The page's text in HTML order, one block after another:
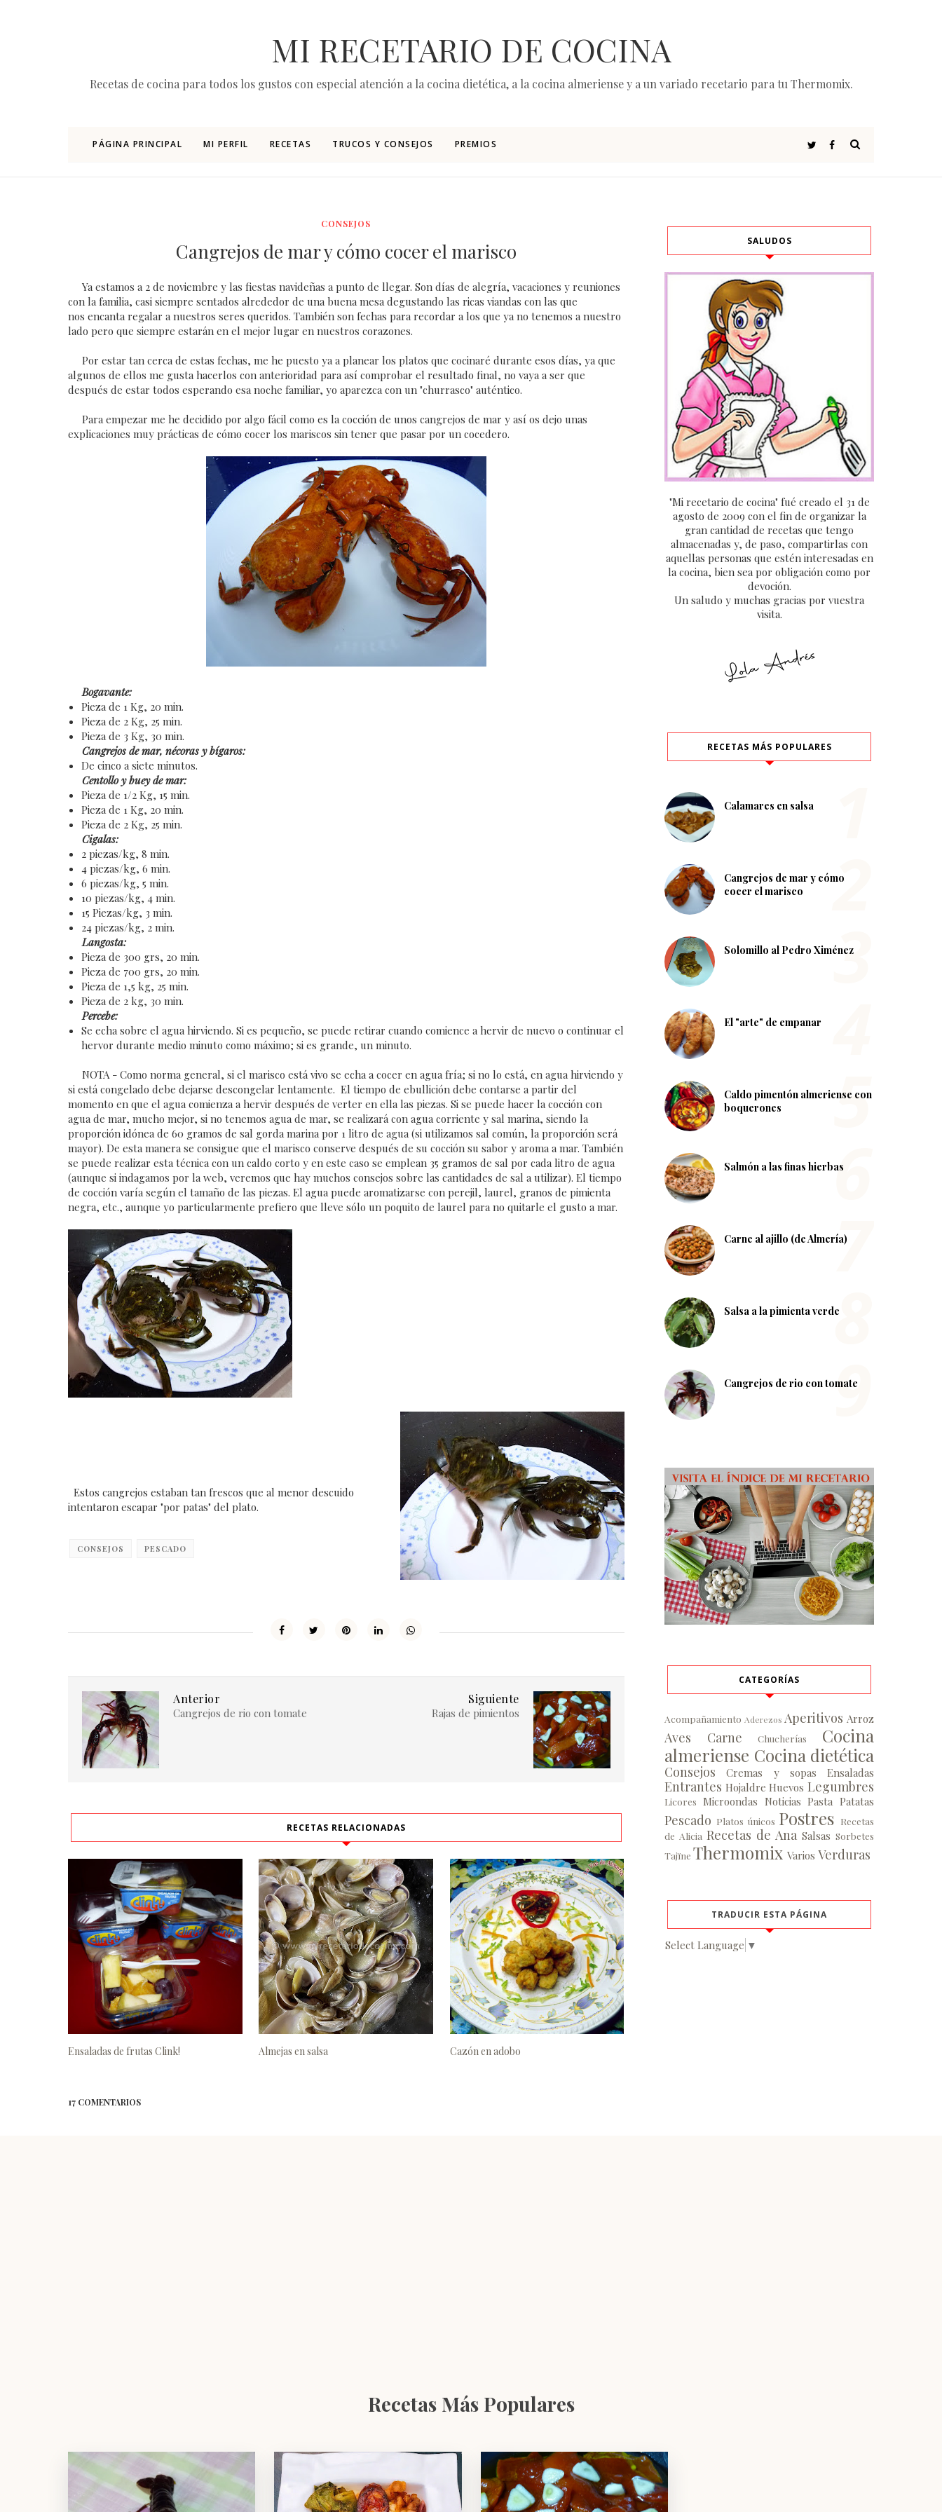
MI RECETARIO DE COCINA
Recetas de cocina para todos los gustos con especial atención a la cocina dietética, a la cocina almeriense y a un variado recetario para tu Thermomix.
PÁGINA PRINCIPAL MI PERFIL RECETAS TRUCOS Y CONSEJOS PREMIOS
CONSEJOS
Cangrejos de mar y cómo cocer el marisco
Ya estamos a 2 de noviembre y las fiestas navideñas a punto de llegar. Son días de alegría, vacaciones y reuniones
con la familia, casi siempre sentados alrededor de una buena mesa degustando las ricas viandas con las que
nos encanta regalar a nuestros seres queridos. También son fechas para recordar a los que ya no tenemos a nuestro
lado pero que siempre estarán en el mejor lugar en nuestros corazones.
Por estar tan cerca de estas fechas, me he puesto ya a planear los platos que cocinaré durante esos días, ya que
algunos de ellos me gusta hacerlos con anterioridad para así comprobar el resultado final, no vaya a ser que
después de estar todos esperando esa noche familiar, yo aparezca con un "churrasco" auténtico.
Para empezar me he decidido por algo fácil como es la cocción de unos cangrejos de mar y así os dejo unas
explicaciones muy prácticas de cómo cocer los mariscos sin tener que pasar por un cocedero.
Bogavante:
Pieza de 1 Kg, 20 min.
Pieza de 2 Kg, 25 min.
Pieza de 3 Kg, 30 min.
Cangrejos de mar, nécoras y bígaros:
De cinco a siete minutos.
Centollo y buey de mar:
Pieza de 1/2 Kg, 15 min.
Pieza de 1 Kg, 20 min.
Pieza de 2 Kg, 25 min.
Cigalas:
2 piezas/kg, 8 min.
4 piezas/kg, 6 min.
6 piezas/kg, 5 min.
10 piezas/kg, 4 min.
15 Piezas/kg, 3 min.
24 piezas/kg, 2 min.
Langosta:
Pieza de 300 grs, 20 min.
Pieza de 700 grs, 20 min.
Pieza de 1,5 kg, 25 min.
Pieza de 2 kg, 30 min.
Percebe:
Se echa sobre el agua hirviendo. Si es pequeño, se puede retirar cuando comience a hervir de nuevo o continuar el
hervor durante medio minuto como máximo; si es grande, un minuto.
NOTA - Como norma general, si el marisco está vivo se echa a cocer en agua fría; si no lo está, en agua hirviendo y
si está congelado debe dejarse descongelar lentamente. El tiempo de ebullición debe contarse a partir del
momento en que el agua comienza a hervir después de verter en ella las piezas. Si se puede hacer la cocción con
agua de mar, mucho mejor, si no tenemos agua de mar, se realizará con agua corriente y sal marina, siendo la
proporción idónea de 60 gramos de sal gorda marina por 1 litro de agua (si utilizamos sal común, la proporción será
mayor). De esta manera se consigue que el marisco conserve después de su cocción su sabor y aroma a mar. También
se puede realizar esta técnica con un caldo corto y en este caso se emplean 35 gramos de sal por cada litro de agua
(aunque si indagamos por la web, veremos que hay muchos consejos sobre las cantidades de sal a utilizar). El tiempo
de cocción varía según el tamaño de las piezas. El agua puede aromatizarse con perejil, laurel, granos de pimienta
negra, etc., aunque yo particularmente prefiero que lleve sólo un poquito de laurel para no quitarle el gusto a mar.
Estos cangrejos estaban tan frescos que al menor descuido
intentaron escapar "por patas" del plato.
CONSEJOS PESCADO
Anterior
Cangrejos de rio con tomate
Siguiente
Rajas de pimientos
RECETAS RELACIONADAS
Ensaladas de frutas Clink! Almejas en salsa Cazón en adobo
17 COMENTARIOS
SALUDOS
"Mi recetario de cocina" fué creado el 31 de
agosto de 2009 con el fin de organizar la
gran cantidad de recetas que tengo
almacenadas y, de paso, compartirlas con
aquellas personas que estén interesadas en
la cocina, bien sea por obligación como por
devoción.
Un saludo y muchas gracias por vuestra
visita.
RECETAS MÁS POPULARES
Calamares en salsa
Cangrejos de mar y cómo
cocer el marisco
Solomillo al Pedro Ximénez
El "arte" de empanar
Caldo pimentón almeriense con
boquerones
Salmón a las finas hierbas
Carne al ajillo (de Almería)
Salsa a la pimienta verde
Cangrejos de rio con tomate
CATEGORÍAS
Acompañamiento Aderezos Aperitivos Arroz
Aves Carne Chucherías
Cocina
almeriense Cocina dietética
Consejos Cremas y sopas Ensaladas
Entrantes Hojaldre Huevos Legumbres
Licores Microondas Noticias Pasta Patatas
Pescado Platos únicos Postres Recetas
de Alicia Recetas de Ana Salsas Sorbetes
Tajïne Thermomix Varios Verduras
TRADUCIR ESTA PÁGINA
Select Language ▼
Recetas Más Populares